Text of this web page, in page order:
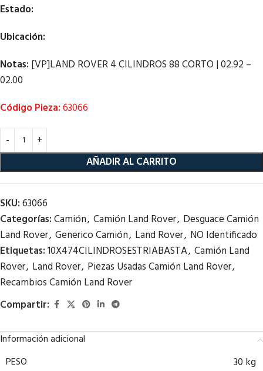
Estado:
Ubicación:
Notas: [VP]LAND ROVER 4 CILINDROS 88 CORTO | 02.92 –
02.00
Código Pieza:63066
AÑADIR AL CARRITO
SKU:63066
Categorías:Camión, Camión Land Rover, Desguace Camión
Land Rover, Generico Camión, Land Rover, NO Identificado
Etiquetas:10X474CILINDROSESTRIABASTA, Camión Land
Rover, Land Rover, Piezas Usadas Camión Land Rover,
Recambios Camión Land Rover
Compartir:
Información adicional
PESO
30 kg